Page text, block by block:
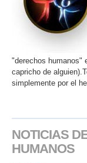
"derechos humanos"
capricho de
simplemente por el
NOTICIAS
HUMANOS